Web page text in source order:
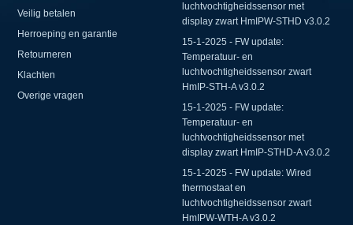
Veilig betalen
Herroeping en garantie
Retourneren
Klachten
Overige vragen
luchtvochtigheidssensor met
display zwart HmIPW-STHD v3.0.2
15-1-2025 - FW update:
Temperatuur- en
luchtvochtigheidssensor zwart
HmIP-STH-A v3.0.2
15-1-2025 - FW update:
Temperatuur- en
luchtvochtigheidssensor met
display zwart HmIP-STHD-A v3.0.2
15-1-2025 - FW update: Wired
thermostaat en
luchtvochtigheidssensor zwart
HmIPW-WTH-A v3.0.2